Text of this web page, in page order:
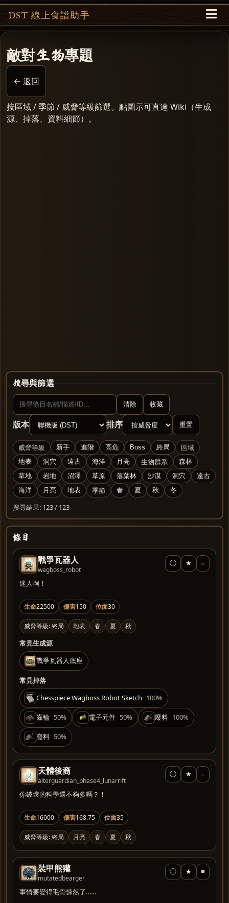
DST 線上食譜助手
敵對生物專題
← 返回
按區域 / 季節 / 威脅等級篩選。點圖示可直達 Wiki（生成
源、掉落、資料細節）。
搜尋與篩選
清除 收藏
版本 排序 重置
威脅等級 新手 進階 高危 Boss 終局 區域
地表 洞穴 遠古 海洋 月亮 生物群系
森林
草地
岩地 沼澤 草原 落葉林 沙漠 洞穴
遠古
海洋
月亮 地表 季節 春 夏 秋 冬
搜尋結果: 123 / 123
條目
戰爭瓦器人
wagboss_robot
ⓘ ★ ≡
迷人啊！
生命22500 傷害150 位面30
威脅等級: 終局 地表 春 夏 秋
常見生成源
戰爭瓦器人底座
常見掉落
Chesspiece Wagboss Robot Sketch 100%
齒輪 50% 電子元件 50% 廢料 100%
廢料 50%
天體後裔
alterguardian_phase4_lunarrift
ⓘ ★ ≡
你破壞的科學還不夠多嗎？！
生命16000 傷害168.75 位面35
威脅等級: 終局 月亮 春 夏 秋
裝甲熊獾
mutatedbearger
ⓘ ★ ≡
事情要變得毛骨悚然了……